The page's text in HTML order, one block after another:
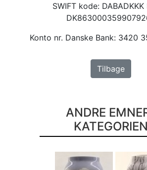
SWIFT kode: DABADKKK
Konto nr. Danske Bank: 3420
Tilbage
ANDRE
KATEGORIEN